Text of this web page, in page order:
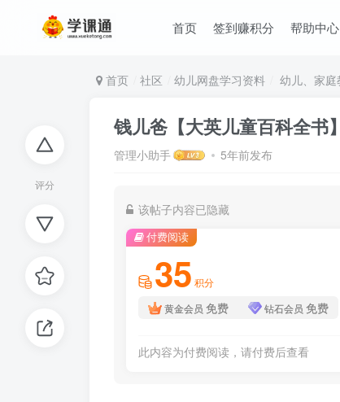
首页 签到赚积分 帮助中心
评分
首页 社区 幼儿网盘学习资料 幼儿、家
钱儿爸【大英儿童百科全书】
管理小助手 5年前发布
该帖子内容已隐藏
付费阅读
35 积分
黄金会员 免费 钻石会员 免费
此内容为付费阅读，请付费后查看